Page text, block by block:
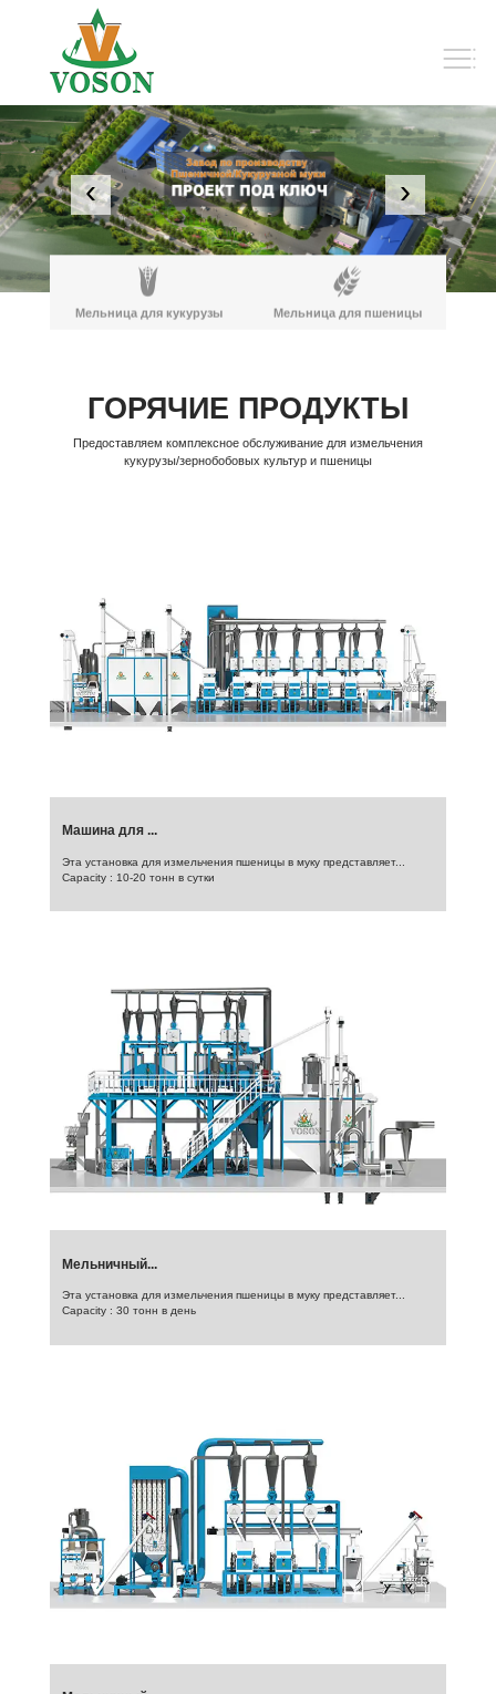
‹ ›
Мельница для кукурузы Мельница для пшеницы
ГОРЯЧИЕ ПРОДУКТЫ
Предоставляем комплексное обслуживание для измельчения
кукурузы/зернобобовых культур и пшеницы
Машина для ...
Эта установка для измельчения пшеницы в муку представляет...
Capacity : 10-20 тонн в сутки
Мельничный...
Эта установка для измельчения пшеницы в муку представляет...
Capacity : 30 тонн в день